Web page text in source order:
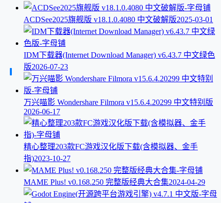
ACDSee2025旗舰版 v18.1.0.4080 中文破解版2025-03-01
IDM下载器(Internet Download Manager) v6.43.7 中文绿色
版2026-07-23
万兴喵影 Wondershare Filmora v15.6.4.20299 中文特别版
2026-06-17
精心整理203款FC游戏汉化版下载(含模拟器、金手
指)2023-10-27
MAME Plus! v0.168.250 完整版经典大合集2024-04-29